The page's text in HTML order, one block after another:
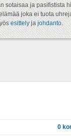
sotaisaa ja pasifistista
joka ei tuota
esittelyjajohdanto.
0